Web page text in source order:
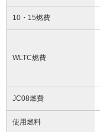
10・15燃費
WLTC燃費
JC08燃費
使用燃料